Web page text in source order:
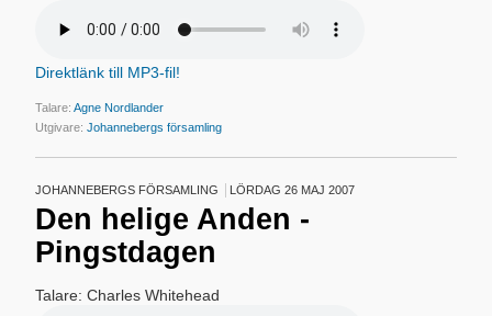
Direktlänk till MP3-fil!
Talare:Agne Nordlander
Utgivare:Johannebergs församling
JOHANNEBERGS FÖRSAMLING LÖRDAG 26 MAJ 2007
Den helige Anden -
Pingstdagen
Talare: Charles Whitehead